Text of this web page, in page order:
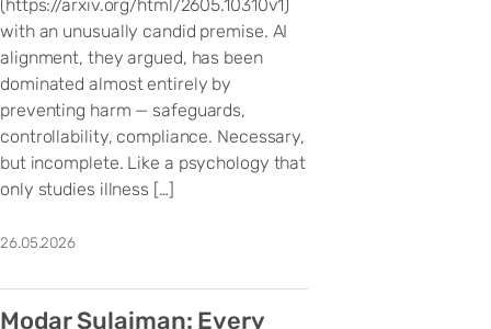
(https://arxiv.org/html/2605.10310v1)
with an unusually candid premise. AI
alignment, they argued, has been
dominated almost entirely by
preventing harm — safeguards,
controllability, compliance. Necessary,
but incomplete. Like a psychology that
only studies illness […]
26.05.2026
Modar Sulaiman: Every